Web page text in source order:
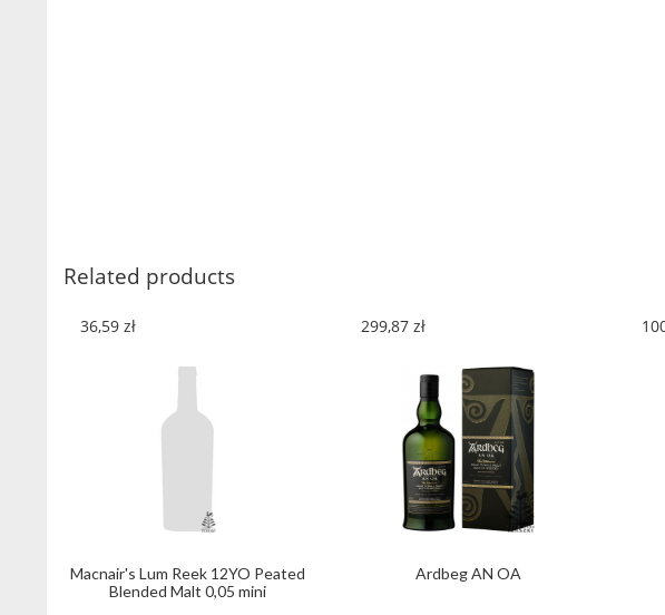
Related products
Macnair's Lum Reek 12YO Peated
Blended Malt 0,05 mini
36,59 zł
Ardbeg AN OA
299,87 zł